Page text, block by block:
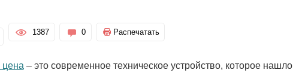
1387 0 Распечатать
цена – это современное техническое устройство, которое нашло